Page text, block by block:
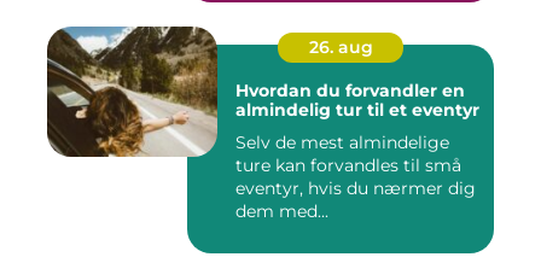
26. aug
Hvordan du forvandler en
almindelig tur til et eventyr
Selv de mest almindelige
ture kan forvandles til små
eventyr, hvis du nærmer dig
dem med...